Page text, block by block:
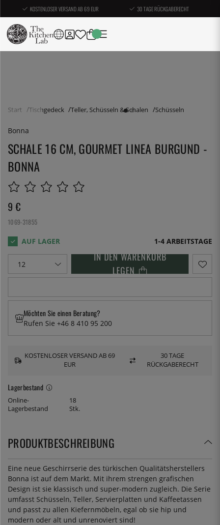
KOSTENLOSER VERSAND AB 69 EUR 30 TAGE RÜCKGABERECHT
Start Tischgedeck Teller, Schüsseln & Schalen Schüsseln
Bonna
SCHALE 16 CM, GOURMET LINEA BURGUND -
BONNA
9 €
1069-31855
1-4 ARBEITSTAGE
IN DEN WARENKORB
LEGEN
Lagerbestand
Online-
Lagerbestand
18
Stk.
Möchten Sie einen Beratung?
Rufen Sie +46 8 410 95 200
KOSTENLOSER VERSAND AB 69
EUR
30 TAGE
RÜCKGABERECHT
PRODUKTBESCHREIBUNG
Eine neue Geschirrserie des türkischen Qualitätsherstellers
Bonna ist auf dem Markt. Mit ihrem strengen grafischen
Design ist sie klassisch und super-modern zugleich. Die Serie
umfasst Schüsseln, Teller, Servierplatten und Kaffeetassen
und passt zu allen Kiefernmöbeln, egal ob sie hip und
modern oder alt und unrenoviert sind!